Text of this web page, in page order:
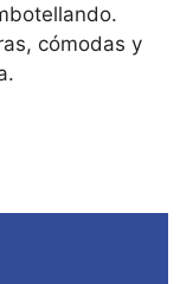
cómodas y